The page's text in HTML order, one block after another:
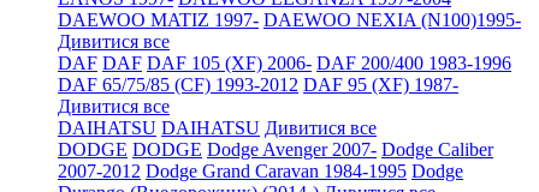
DAEWOO MATIZ 1997- DAEWOO NEXIA (N100)1995-
Дивитися все
DAF DAF DAF 105 (XF) 2006- DAF 200/400 1983-1996
DAF 65/75/85 (CF) 1993-2012 DAF 95 (XF) 1987-
Дивитися все
DAIHATSU DAIHATSU Дивитися все
DODGE DODGE Dodge Avenger 2007- Dodge Caliber
2007-2012 Dodge Grand Caravan 1984-1995 Dodge